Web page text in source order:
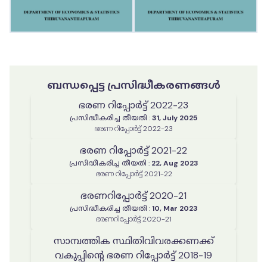
ബന്ധപ്പെട്ട പ്രസിദ്ധീകരണങ്ങൾ
ഭരണ റിപ്പോർട്ട് 2022-23
പ്രസിദ്ധീകരിച്ച തീയതി :31, July 2025
ഭരണ റിപ്പോർട്ട് 2022-23
ഭരണ റിപ്പോർട്ട് 2021-22
പ്രസിദ്ധീകരിച്ച തീയതി : 22, Aug 2023
ഭരണ റിപ്പോർട്ട് 2021-22
ഭരണറിപ്പോർട്ട് 2020-21
പ്രസിദ്ധീകരിച്ച തീയതി : 10, Mar 2023
ഭരണറിപ്പോർട്ട് 2020-21
സാമ്പത്തിക സ്ഥിതിവിവരക്കണക്ക്
വകുപ്പിന്റെ ഭരണ റിപ്പോർട്ട് 2018-19